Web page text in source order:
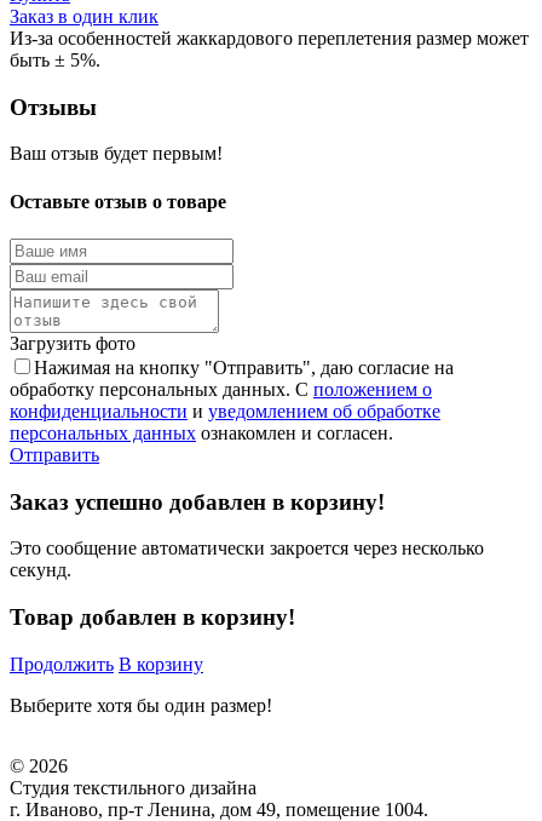
Заказ в один клик
Из-за особенностей жаккардового переплетения размер может
быть ± 5%.
Отзывы
Ваш отзыв будет первым!
Оставьте отзыв о товаре
Загрузить фото
Нажимая на кнопку "Отправить", даю согласие на
обработку персональных данных. С положением о
конфиденциальности и уведомлением об обработке
персональных данных ознакомлен и согласен.
Отправить
Заказ успешно добавлен в корзину!
Это сообщение автоматически закроется через несколько
секунд.
Товар добавлен в корзину!
Продолжить В корзину
Выберите хотя бы один размер!
© 2026
Студия текстильного дизайна
г. Иваново, пр-т Ленина, дом 49, помещение 1004.